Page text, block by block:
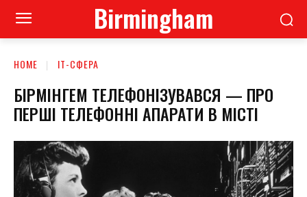
Birmingham
HOME ІТ-СФЕРА
БІРМІНГЕМ ТЕЛЕФОНІЗУВАВСЯ — ПРО
ПЕРШІ ТЕЛЕФОННІ АПАРАТИ В МІСТІ